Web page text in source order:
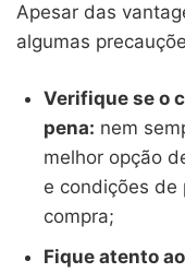
Apesar das
algumas
Verifique se o
pena: nem
melhor opção
e condições de
compra;
Fique atento